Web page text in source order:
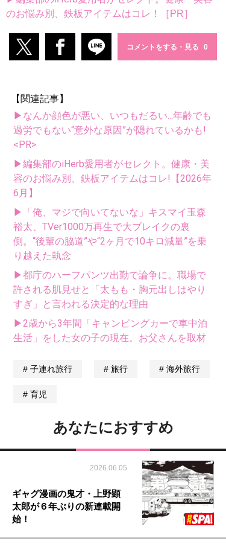
のお悩み別、鉄板アイテムはコレ！［PR］
コメントをする・見る
【関連記事】
▶なんか顔色が悪い、いつもだるい...年齢でも
過労でもない“意外な原因”が隠れているかも!
<PR>
▶編集部のiHerb愛用者がセレクト。健康・美
容のお悩み別、鉄板アイテムはコレ!【2026年
6月】
▶「俺、マジで向いてないな」キスマイ玉森
裕太、TVer1000万再生で大ブレイクの裏
側。“後輩の脇道”や“2ヶ月で10キロ減量”を乗
り越えた執念
▶都庁のハーフパンツ出勤で論争に。職場で
許される肌見せと「太もも・胸元出しはやり
すぎ」と言われる決定的な理由
▶2歳から3年間「キャンピングカーで車中泊
生活」をした女の子の現在。お父さんを取材
子連れ旅行 旅行 海外旅行
育児
あなたにおすすめ
2026.06.05
ギャグ漫画の鬼才・上野顕
太郎が６年ぶりの新連載開
始！